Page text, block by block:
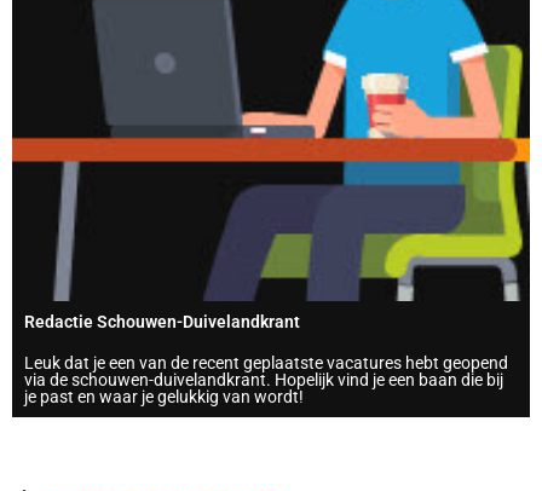
Redactie Schouwen-Duivelandkrant
Leuk dat je een van de recent geplaatste vacatures hebt geopend
via de schouwen-duivelandkrant. Hopelijk vind je een baan die bij
je past en waar je gelukkig van wordt!